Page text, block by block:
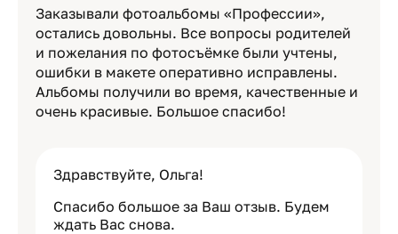
Заказывали фотоальбомы «Профессии»,
остались довольны. Все вопросы родителей
и пожелания по фотосъёмке были учтены,
ошибки в макете оперативно исправлены.
Альбомы получили во время, качественные и
очень красивые. Большое спасибо!
Здравствуйте, Ольга!
Спасибо большое за Ваш отзыв. Будем
ждать Вас снова.